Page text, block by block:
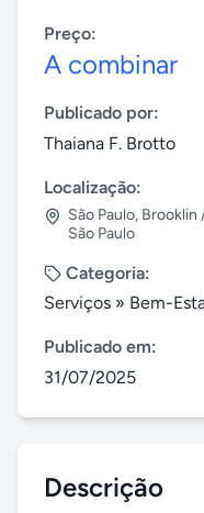
Preço:
A combinar
Publicado por:
Thaiana F. Brotto
Localização:
São Paulo, Brooklin
São Paulo
Categoria:
Serviços » Bem-
Publicado em:
31/07/2025
Descrição